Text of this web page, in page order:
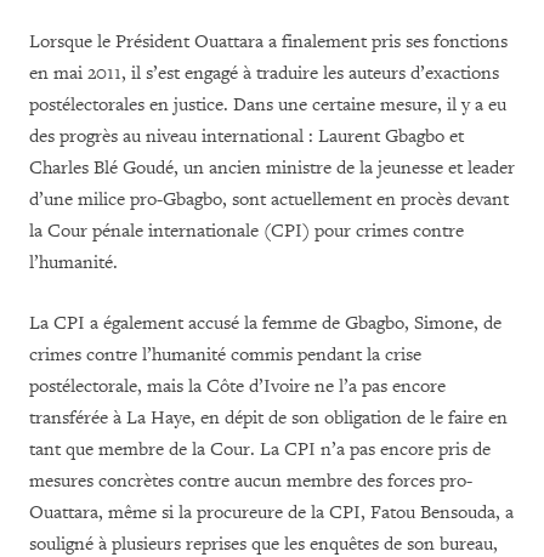
Lorsque le Président Ouattara a finalement pris ses fonctions
en mai 2011, il s’est engagé à traduire les auteurs d’exactions
postélectorales en justice. Dans une certaine mesure, il y a eu
des progrès au niveau international : Laurent Gbagbo et
Charles Blé Goudé, un ancien ministre de la jeunesse et leader
d’une milice pro-Gbagbo, sont actuellement en procès devant
la Cour pénale internationale (CPI) pour crimes contre
l’humanité.
La CPI a également accusé la femme de Gbagbo, Simone, de
crimes contre l’humanité commis pendant la crise
postélectorale, mais la Côte d’Ivoire ne l’a pas encore
transférée à La Haye, en dépit de son obligation de le faire en
tant que membre de la Cour. La CPI n’a pas encore pris de
mesures concrètes contre aucun membre des forces pro-
Ouattara, même si la procureure de la CPI, Fatou Bensouda, a
souligné à plusieurs reprises que les enquêtes de son bureau,